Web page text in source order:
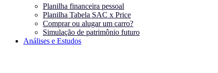
Planilha financeira pessoal
Planilha Tabela SAC x Price
Comprar ou alugar um carro?
Simulação de patrimônio futuro
Análises e Estudos